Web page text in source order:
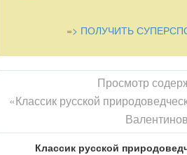
=> ПОЛУЧИТЬ
Просмотр
«Классик русской
Классик русской